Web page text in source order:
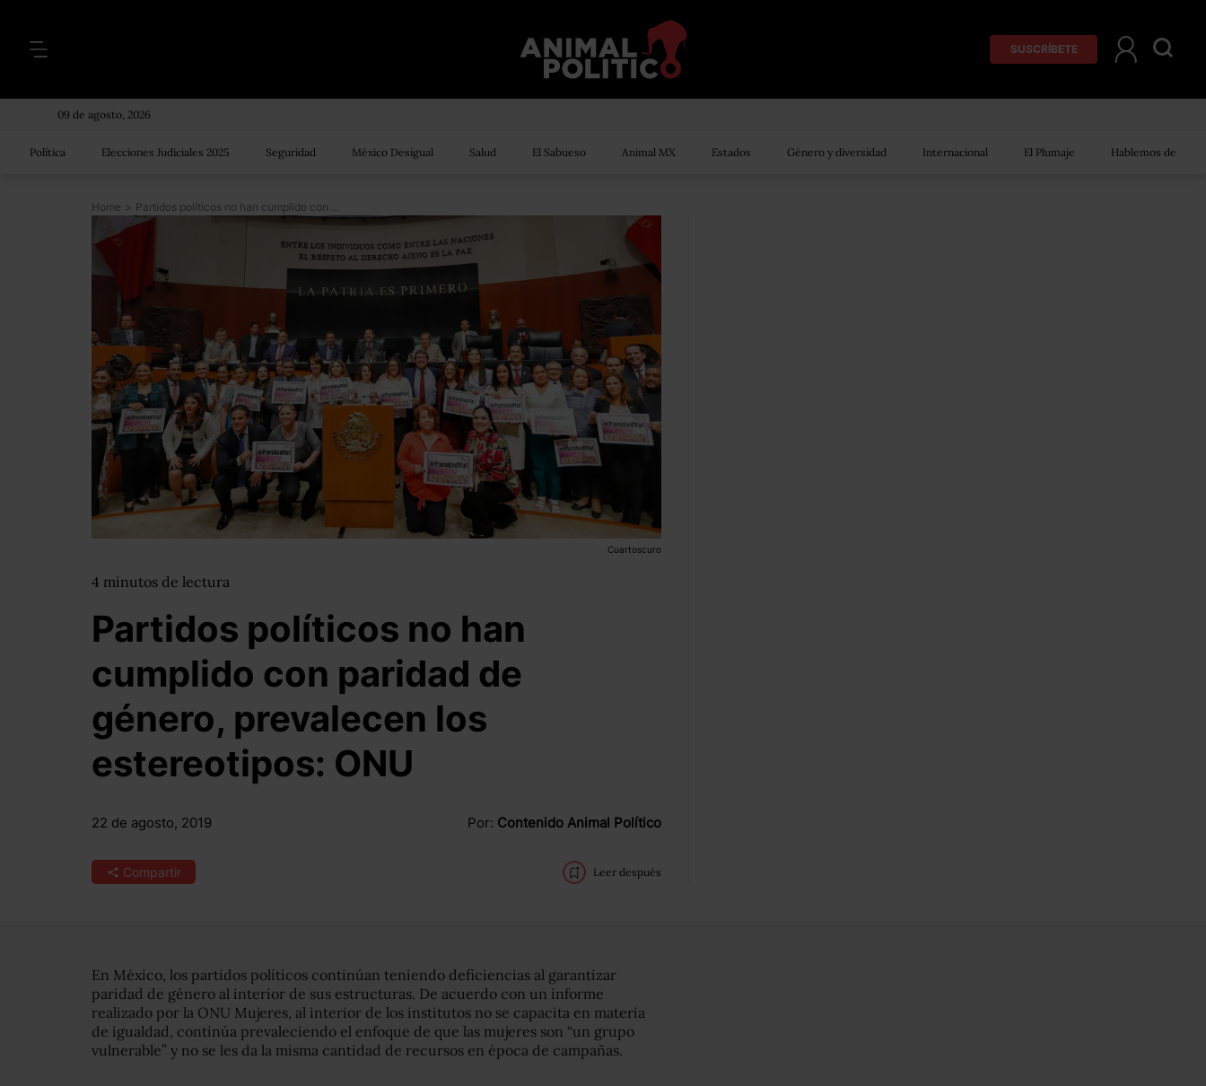
SUSCRÍBETE
09 de agosto, 2026
Política Elecciones Judiciales 2025 Seguridad México Desigual Salud El Sabueso Animal MX Estados Género y diversidad Internacional El Plumaje Hablemos de
Home > Partidos políticos no han cumplido con paridad de género, prevalecen los estereotipos: ONU
Cuartoscuro
4 minutos de lectura
Partidos políticos no han
cumplido con paridad de
género, prevalecen los
estereotipos: ONU
22 de agosto, 2019 Por: Contenido Animal Político
Compartir Leer después
En México, los partidos políticos continúan teniendo deficiencias al garantizar
paridad de género al interior de sus estructuras. De acuerdo con un informe
realizado por la ONU Mujeres, al interior de los institutos no se capacita en materia
de igualdad, continúa prevaleciendo el enfoque de que las mujeres son “un grupo
vulnerable” y no se les da la misma cantidad de recursos en época de campañas.